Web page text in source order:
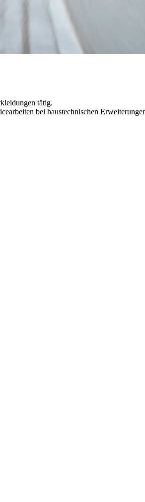
tätig.
bei haustechnischen